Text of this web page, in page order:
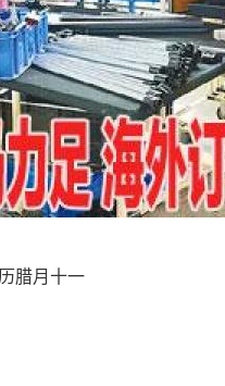
腊月十一